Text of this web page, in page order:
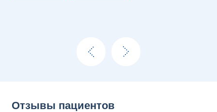
Отзывы пациентов